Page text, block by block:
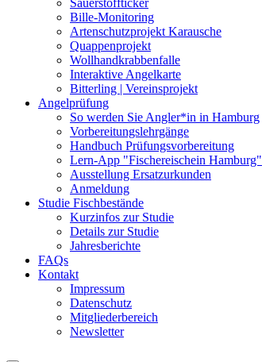
Sauerstoffticker
Bille-Monitoring
Artenschutzprojekt Karausche
Quappenprojekt
Wollhandkrabbenfalle
Interaktive Angelkarte
Bitterling | Vereinsprojekt
Angelprüfung
So werden Sie Angler*in in Hamburg
Vorbereitungslehrgänge
Handbuch Prüfungsvorbereitung
Lern-App "Fischereischein Hamburg"
Ausstellung Ersatzurkunden
Anmeldung
Studie Fischbestände
Kurzinfos zur Studie
Details zur Studie
Jahresberichte
FAQs
Kontakt
Impressum
Datenschutz
Mitgliederbereich
Newsletter